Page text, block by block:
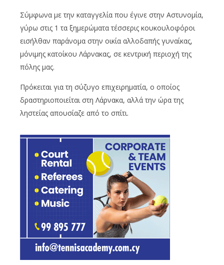
Σύμφωνα με την καταγγελία που έγινε στην Αστυνομία,
γύρω στις 1 τα ξημερώματα τέσσερις κουκουλοφόροι
εισήλθαν παράνομα στην οικία αλλοδαπής γυναίκας,
μόνιμης κατοίκου Λάρνακας, σε κεντρική περιοχή της
πόλης μας.
Πρόκειται για τη σύζυγο επιχειρηματία, ο οποίος
δραστηριοποιείται στη Λάρνακα, αλλά την ώρα της
ληστείας απουσίαζε από το σπίτι.